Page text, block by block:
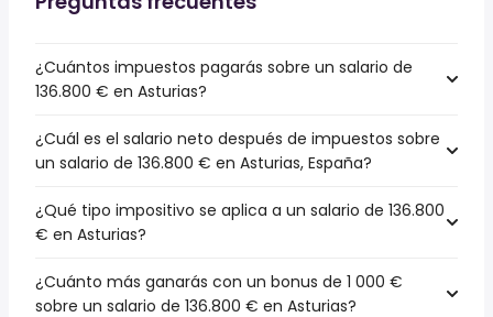
¿Cuántos impuestos pagarás sobre un salario de
136.800 € en Asturias?
¿Cuál es el salario neto después de impuestos sobre
un salario de 136.800 € en Asturias, España?
¿Qué tipo impositivo se aplica a un salario de 136.800
€ en Asturias?
¿Cuánto más ganarás con un bonus de 1 000 €
sobre un salario de 136.800 € en Asturias?